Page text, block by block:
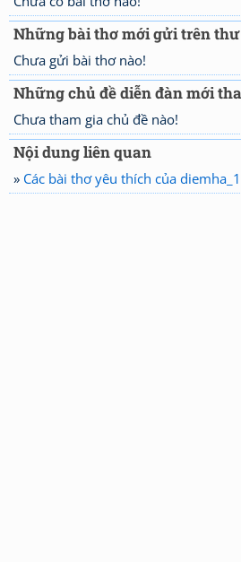
Những bài thơ mới gửi trên
Chưa gửi bài thơ nào!
Những chủ đề diễn đàn mới
Chưa tham gia chủ đề nào!
Nội dung liên quan
» Các bài thơ yêu thích của